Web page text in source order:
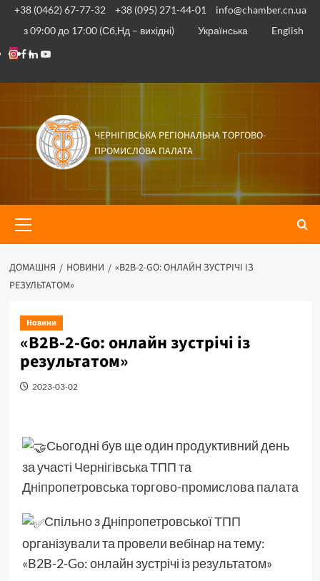
Перейти
вмісту
+38 (0462) 67-77-32 +38 (095) 271-44-01
info@chamber.cn.ua
з 09:00 до 17:00 (Сб,Нд – вихідні)
Українська
English
Instagram
Facebook
Linkedin
Youtube
ЧЕРНІГІВСЬКА РЕГІОНАЛЬНА ТОРГОВО-
ПРОМИСЛОВА ПАЛАТА
меню
ДОМАШНЯ НОВИНИ
«B2B-2-GO: ОНЛАЙН ЗУСТРІЧІ ІЗ
РЕЗУЛЬТАТОМ»
Новини
«B2B-2-Go: онлайн зустрічі із
результатом»
2023-03-02
Сьогодні був ще один продуктивний день
за участі Чернігівська ТППта
Дніпропетровська торгово-промислова палата
Спільно з Дніпропетровської ТПП
організували та провели вебінар на тему:
«B2B-2-Go: онлайн зустрічі із результатом»